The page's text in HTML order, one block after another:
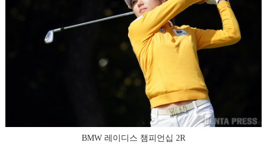
BMW 레이디스 챔피언십 2R